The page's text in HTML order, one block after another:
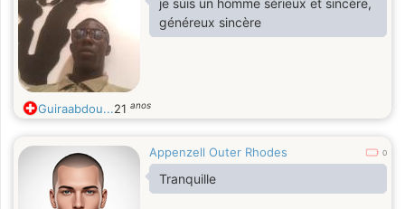
je suis un homme sérieux et sincère,
généreux sincère
Guiraabdou...21 anos
Appenzell Outer Rhodes 0
Tranquille